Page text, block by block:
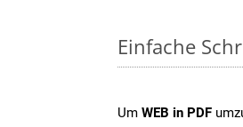
Einfache
Um WEB in PDF